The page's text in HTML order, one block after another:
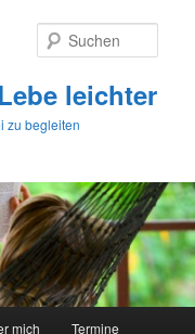
leichter
zu begleiten
mich Termine